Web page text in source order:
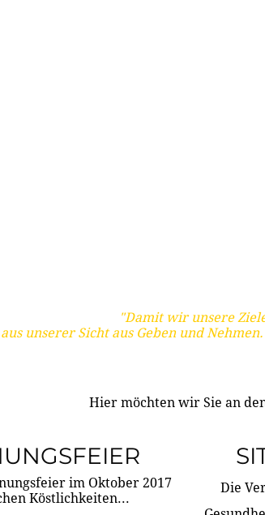
"Damit wir unsere
unserer Sicht aus Geben und
Hier möchten wir Sie an
im Oktober 2017
Köstlichkeiten...
Die